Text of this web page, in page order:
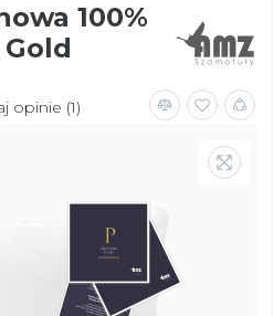
100%
opinie (1)